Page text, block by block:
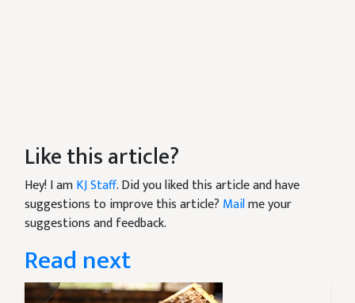
Like this article?
Hey! I amKJ Staff. Did you liked this article and have
suggestions to improve this article? Mailme your
suggestions and feedback.
Read next